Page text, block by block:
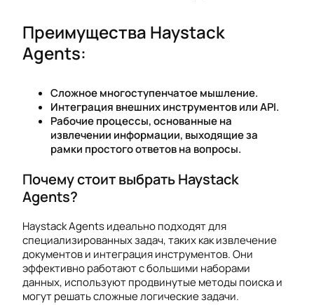
Преимущества Haystack
Agents:
Сложное многоступенчатое мышление.
Интеграция внешних инструментов или API.
Рабочие процессы, основанные на
извлечении информации, выходящие за
рамки простого ответов на вопросы.
Почему стоит выбрать Haystack
Agents?
Haystack Agents идеально подходят для
специализированных задач, таких как извлечение
документов и интеграция инструментов. Они
эффективно работают с большими наборами
данных, используют продвинутые методы поиска и
могут решать сложные логические задачи.